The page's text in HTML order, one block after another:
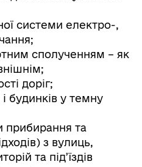
системи електро-,
сполученням – як
доріг;
будинків у темну
прибирання та
з вулиць,
та під’їздів